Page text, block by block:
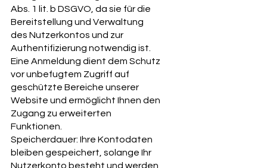
Abs. 1 lit. b DSGVO, da sie für die
Bereitstellung und Verwaltung
des Nutzerkontos und zur
Authentifizierung notwendig ist.
Eine Anmeldung dient dem Schutz
vor unbefugtem Zugriff auf
geschützte Bereiche unserer
Website und ermöglicht Ihnen den
Zugang zu erweiterten
Funktionen.
Speicherdauer: Ihre Kontodaten
bleiben gespeichert, solange Ihr
Nutzerkonto besteht und werden